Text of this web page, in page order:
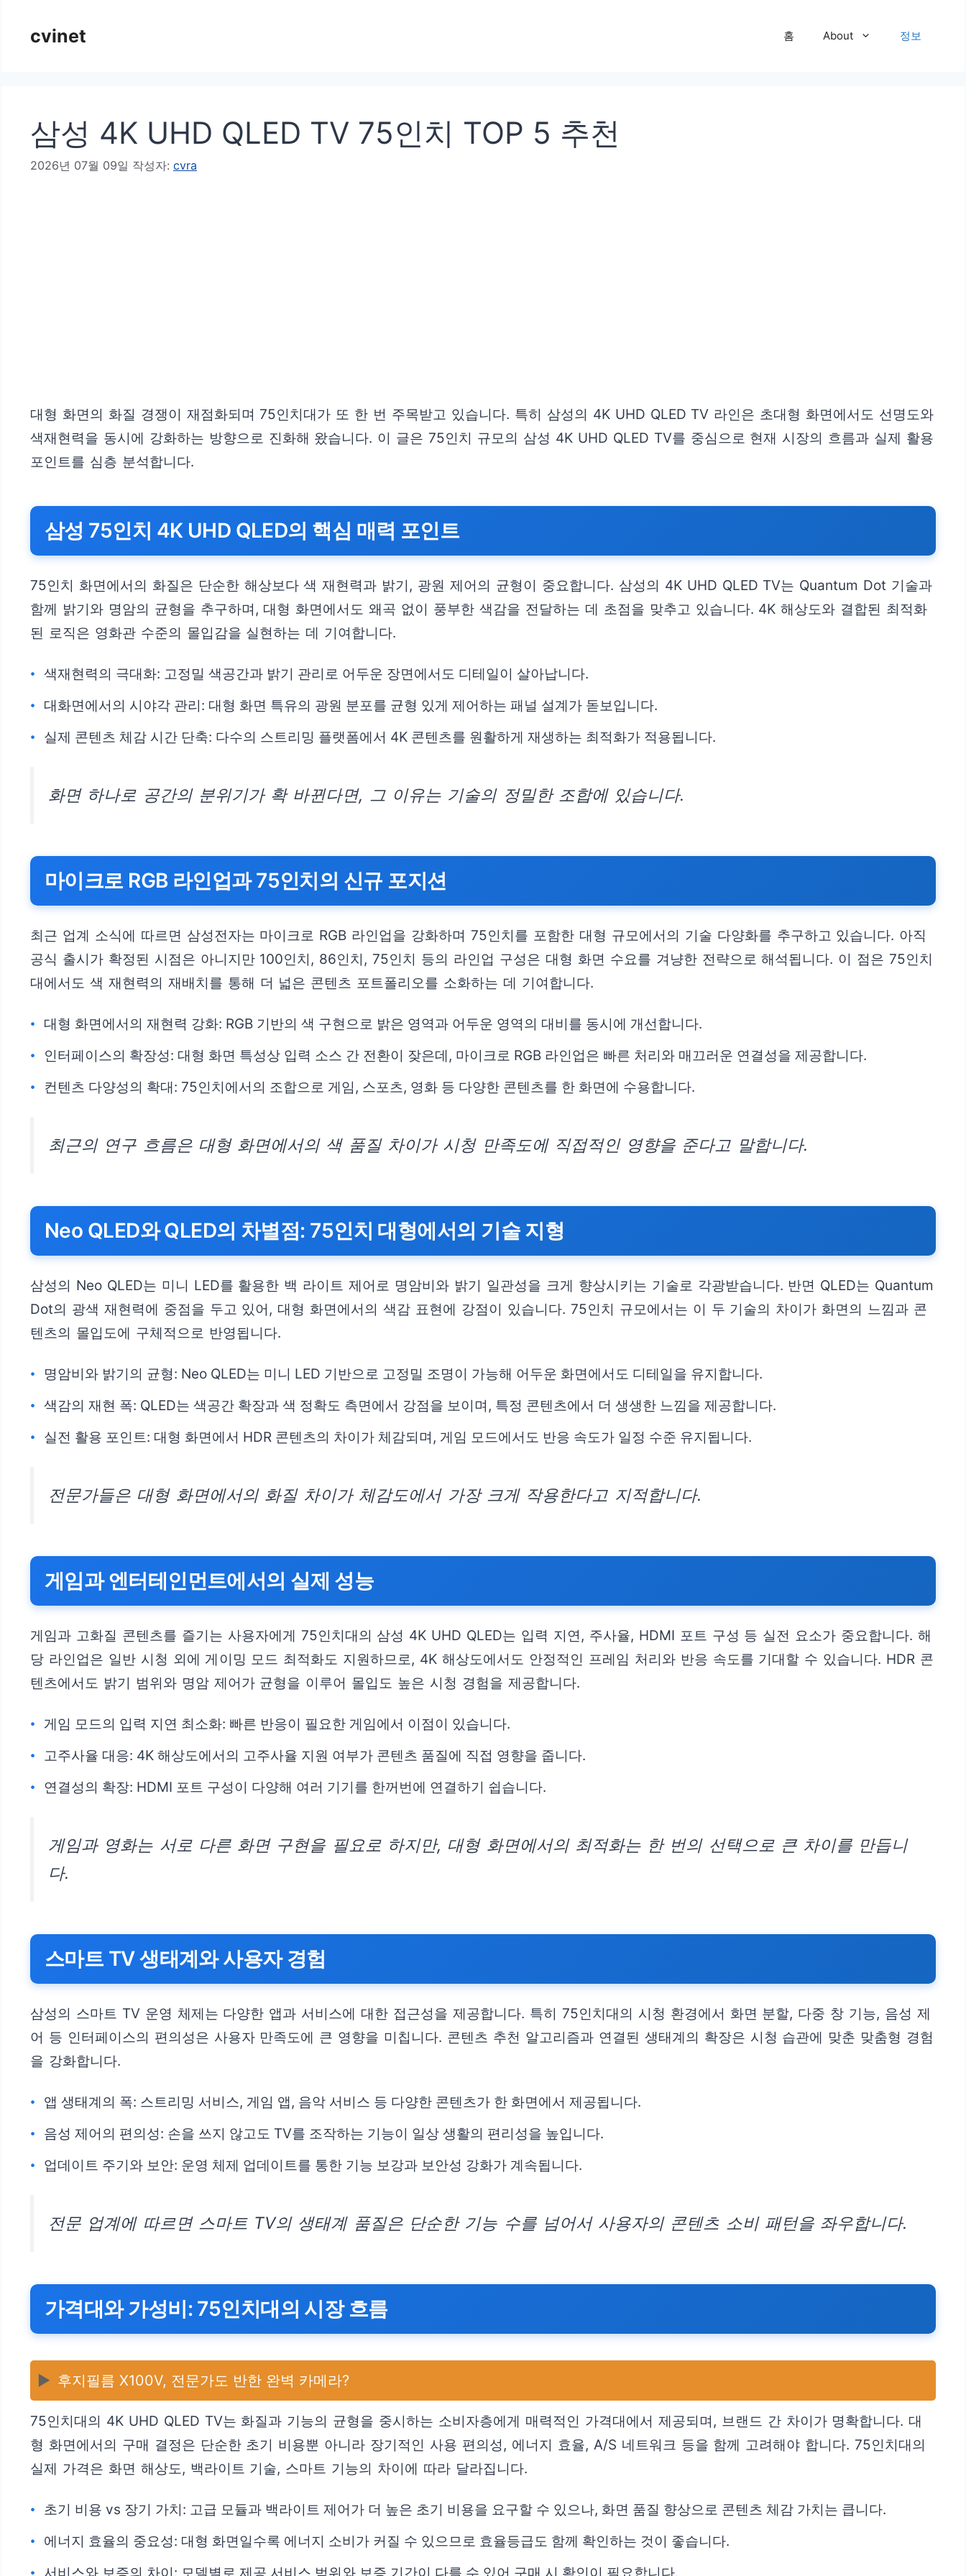
cvinet 홈 About 정보
삼성 4K UHD QLED TV 75인치 TOP 5 추천
2026년 07월 09일 작성자: cvra
대형 화면의 화질 경쟁이 재점화되며 75인치대가 또 한 번 주목받고 있습니다. 특히 삼성의 4K UHD QLED TV 라인은 초대형 화면에서도 선명도와
색재현력을 동시에 강화하는 방향으로 진화해 왔습니다. 이 글은 75인치 규모의 삼성 4K UHD QLED TV를 중심으로 현재 시장의 흐름과 실제 활용
포인트를 심층 분석합니다.
삼성 75인치 4K UHD QLED의 핵심 매력 포인트
75인치 화면에서의 화질은 단순한 해상보다 색 재현력과 밝기, 광원 제어의 균형이 중요합니다. 삼성의 4K UHD QLED TV는 Quantum Dot 기술과
함께 밝기와 명암의 균형을 추구하며, 대형 화면에서도 왜곡 없이 풍부한 색감을 전달하는 데 초점을 맞추고 있습니다. 4K 해상도와 결합된 최적화
된 로직은 영화관 수준의 몰입감을 실현하는 데 기여합니다.
색재현력의 극대화: 고정밀 색공간과 밝기 관리로 어두운 장면에서도 디테일이 살아납니다.
대화면에서의 시야각 관리: 대형 화면 특유의 광원 분포를 균형 있게 제어하는 패널 설계가 돋보입니다.
실제 콘텐츠 체감 시간 단축: 다수의 스트리밍 플랫폼에서 4K 콘텐츠를 원활하게 재생하는 최적화가 적용됩니다.
화면 하나로 공간의 분위기가 확 바뀐다면, 그 이유는 기술의 정밀한 조합에 있습니다.
마이크로 RGB 라인업과 75인치의 신규 포지션
최근 업계 소식에 따르면 삼성전자는 마이크로 RGB 라인업을 강화하며 75인치를 포함한 대형 규모에서의 기술 다양화를 추구하고 있습니다. 아직
공식 출시가 확정된 시점은 아니지만 100인치, 86인치, 75인치 등의 라인업 구성은 대형 화면 수요를 겨냥한 전략으로 해석됩니다. 이 점은 75인치
대에서도 색 재현력의 재배치를 통해 더 넓은 콘텐츠 포트폴리오를 소화하는 데 기여합니다.
대형 화면에서의 재현력 강화: RGB 기반의 색 구현으로 밝은 영역과 어두운 영역의 대비를 동시에 개선합니다.
인터페이스의 확장성: 대형 화면 특성상 입력 소스 간 전환이 잦은데, 마이크로 RGB 라인업은 빠른 처리와 매끄러운 연결성을 제공합니다.
컨텐츠 다양성의 확대: 75인치에서의 조합으로 게임, 스포츠, 영화 등 다양한 콘텐츠를 한 화면에 수용합니다.
최근의 연구 흐름은 대형 화면에서의 색 품질 차이가 시청 만족도에 직접적인 영향을 준다고 말합니다.
Neo QLED와 QLED의 차별점: 75인치 대형에서의 기술 지형
삼성의 Neo QLED는 미니 LED를 활용한 백 라이트 제어로 명암비와 밝기 일관성을 크게 향상시키는 기술로 각광받습니다. 반면 QLED는 Quantum
Dot의 광색 재현력에 중점을 두고 있어, 대형 화면에서의 색감 표현에 강점이 있습니다. 75인치 규모에서는 이 두 기술의 차이가 화면의 느낌과 콘
텐츠의 몰입도에 구체적으로 반영됩니다.
명암비와 밝기의 균형: Neo QLED는 미니 LED 기반으로 고정밀 조명이 가능해 어두운 화면에서도 디테일을 유지합니다.
색감의 재현 폭: QLED는 색공간 확장과 색 정확도 측면에서 강점을 보이며, 특정 콘텐츠에서 더 생생한 느낌을 제공합니다.
실전 활용 포인트: 대형 화면에서 HDR 콘텐츠의 차이가 체감되며, 게임 모드에서도 반응 속도가 일정 수준 유지됩니다.
전문가들은 대형 화면에서의 화질 차이가 체감도에서 가장 크게 작용한다고 지적합니다.
게임과 엔터테인먼트에서의 실제 성능
게임과 고화질 콘텐츠를 즐기는 사용자에게 75인치대의 삼성 4K UHD QLED는 입력 지연, 주사율, HDMI 포트 구성 등 실전 요소가 중요합니다. 해
당 라인업은 일반 시청 외에 게이밍 모드 최적화도 지원하므로, 4K 해상도에서도 안정적인 프레임 처리와 반응 속도를 기대할 수 있습니다. HDR 콘
텐츠에서도 밝기 범위와 명암 제어가 균형을 이루어 몰입도 높은 시청 경험을 제공합니다.
게임 모드의 입력 지연 최소화: 빠른 반응이 필요한 게임에서 이점이 있습니다.
고주사율 대응: 4K 해상도에서의 고주사율 지원 여부가 콘텐츠 품질에 직접 영향을 줍니다.
연결성의 확장: HDMI 포트 구성이 다양해 여러 기기를 한꺼번에 연결하기 쉽습니다.
게임과 영화는 서로 다른 화면 구현을 필요로 하지만, 대형 화면에서의 최적화는 한 번의 선택으로 큰 차이를 만듭니
다.
스마트 TV 생태계와 사용자 경험
삼성의 스마트 TV 운영 체제는 다양한 앱과 서비스에 대한 접근성을 제공합니다. 특히 75인치대의 시청 환경에서 화면 분할, 다중 창 기능, 음성 제
어 등 인터페이스의 편의성은 사용자 만족도에 큰 영향을 미칩니다. 콘텐츠 추천 알고리즘과 연결된 생태계의 확장은 시청 습관에 맞춘 맞춤형 경험
을 강화합니다.
앱 생태계의 폭: 스트리밍 서비스, 게임 앱, 음악 서비스 등 다양한 콘텐츠가 한 화면에서 제공됩니다.
음성 제어의 편의성: 손을 쓰지 않고도 TV를 조작하는 기능이 일상 생활의 편리성을 높입니다.
업데이트 주기와 보안: 운영 체제 업데이트를 통한 기능 보강과 보안성 강화가 계속됩니다.
전문 업계에 따르면 스마트 TV의 생태계 품질은 단순한 기능 수를 넘어서 사용자의 콘텐츠 소비 패턴을 좌우합니다.
가격대와 가성비: 75인치대의 시장 흐름
▶️ 후지필름 X100V, 전문가도 반한 완벽 카메라?
75인치대의 4K UHD QLED TV는 화질과 기능의 균형을 중시하는 소비자층에게 매력적인 가격대에서 제공되며, 브랜드 간 차이가 명확합니다. 대
형 화면에서의 구매 결정은 단순한 초기 비용뿐 아니라 장기적인 사용 편의성, 에너지 효율, A/S 네트워크 등을 함께 고려해야 합니다. 75인치대의
실제 가격은 화면 해상도, 백라이트 기술, 스마트 기능의 차이에 따라 달라집니다.
초기 비용 vs 장기 가치: 고급 모듈과 백라이트 제어가 더 높은 초기 비용을 요구할 수 있으나, 화면 품질 향상으로 콘텐츠 체감 가치는 큽니다.
에너지 효율의 중요성: 대형 화면일수록 에너지 소비가 커질 수 있으므로 효율등급도 함께 확인하는 것이 좋습니다.